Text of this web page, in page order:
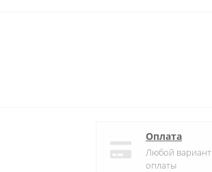
Оплата
Любой вариант
оплаты